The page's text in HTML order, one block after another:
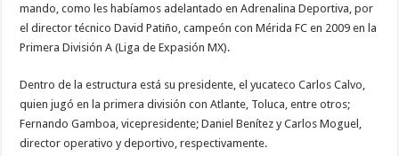
mando, como les habíamos adelantado en Adrenalina Deportiva, por
el director técnico David Patiño, campeón con Mérida FC en 2009 en la
Primera División A (Liga de Expasión MX).
Dentro de la estructura está su presidente, el yucateco Carlos Calvo,
quien jugó en la primera división con Atlante, Toluca, entre otros;
Fernando Gamboa, vicepresidente; Daniel Benítez y Carlos Moguel,
director operativo y deportivo, respectivamente.